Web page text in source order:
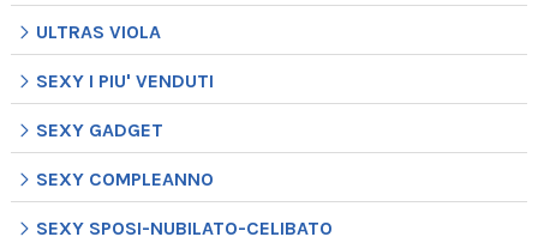
ULTRAS VIOLA
SEXY I PIU' VENDUTI
SEXY GADGET
SEXY COMPLEANNO
SEXY SPOSI-NUBILATO-CELIBATO